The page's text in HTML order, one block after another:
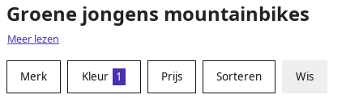
Groene jongens mountainbikes
Meer lezen
Merk Kleur 1 Prijs Sorteren Wis